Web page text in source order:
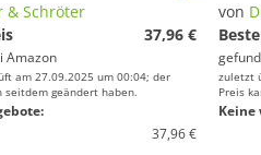
& Schröter
37,96 €
Amazon
am 27.09.2025 um 00:04; der
seitdem geändert haben.
37,96 €
von
zuletzt
Preis
Keine